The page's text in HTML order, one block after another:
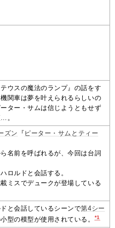
ウスの魔法のランプ』の話をす
関車は夢を叶えられるらしいの
ター・サムは信じようともせず
。
ズン 『 ピーター・サムとティー
名前を呼ばれるが、今回は台詞
ロルドと会話する。
ミスでデュークが登場している
と会話しているシーンで第4シー
型の模型が使用されている。 *1